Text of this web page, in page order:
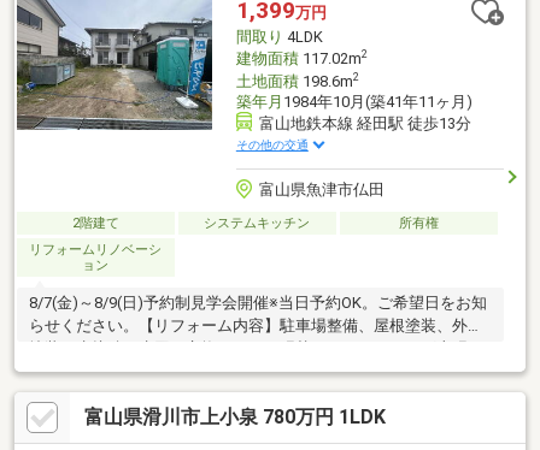
1,399万円
間取り 4LDK
建物面積117.02m2
土地面積198.6m2
築年月 1984年10月(築41年11ヶ月)
富山地鉄本線 経田駅 徒歩13分
その他の交通
富山県魚津市仏田
2階建て システムキッチン
所有権
リフォームリノベーシ
ョン
8/7(金)～8/9(日)予約制見学会開催※当日予約OK。ご希望日をお知
らせください。【リフォーム内容】駐車場整備、屋根塗装、外壁
り、照明交換等【おすすめポイント】・本物件は条件により住宅
ローン減税が適用されます。・雨漏り、構造上主要な部分の欠陥
や・腐食、給排水管の故障や漏水についてお引渡しより２年間保
証。・シロアリ防除工事施工後5年間保証。・新品の照明器具設置
富山県滑川市上小泉 780万円 1LDK